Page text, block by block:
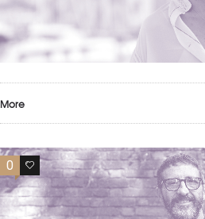
More
0 0